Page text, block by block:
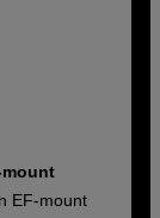
mount
EF-mount